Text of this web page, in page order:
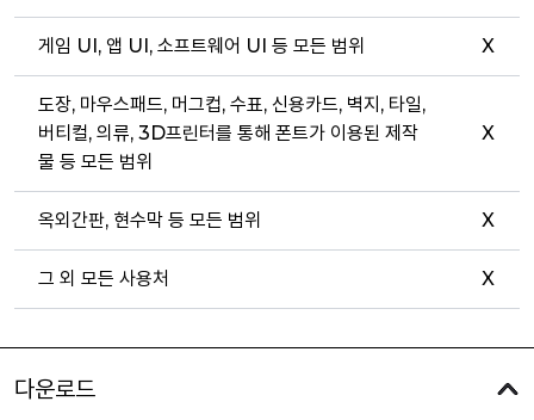
게임 UI, 앱 UI, 소프트웨어 UI 등 모든 범위 X
도장, 마우스패드, 머그컵, 수표, 신용카드, 벽지, 타일,
버티컬, 의류, 3D프린터를 통해 폰트가 이용된 제작
물 등 모든 범위
X
옥외간판, 현수막 등 모든 범위 X
그 외 모든 사용처 X
다운로드